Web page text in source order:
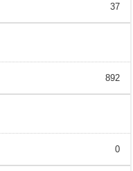
37
892
0